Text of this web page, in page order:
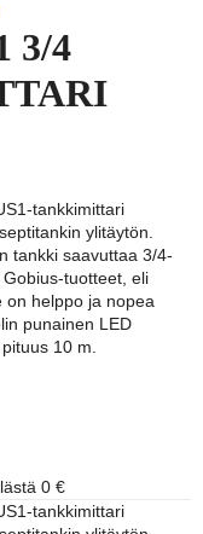
3/4
tankkimittari
ylitäytön.
tankki saavuttaa 3/4-
tuotteet, eli
on helppo ja nopea
punainen LED
10 m.
0 €
tankkimittari